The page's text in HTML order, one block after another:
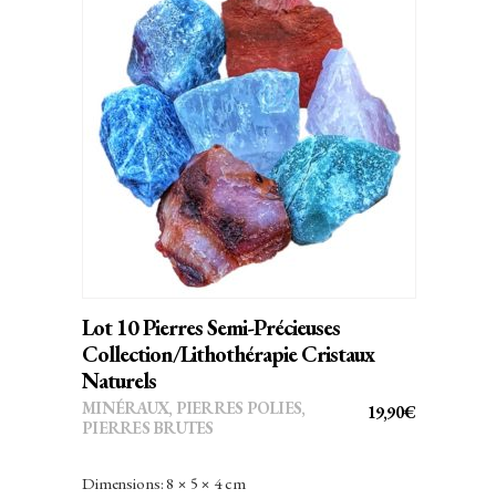
AJOUTER AU PANIER
Lot 10 Pierres Semi-Précieuses
Collection/Lithothérapie Cristaux
Naturels
19,90€
MINÉRAUX, PIERRES POLIES,
PIERRES BRUTES
Dimensions: 8 × 5 × 4 cm